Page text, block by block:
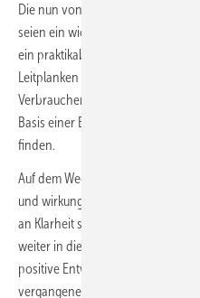
Die nun von den
seien ein wichtiger erster Schritt
ein praktikables Gesetz zu
Leitplanken würden den Weg hin
Verbraucher auf der Zeitachse
Basis einer Beratung die optimale
finden.
Auf dem Weg dorthin gelte es, die
und wirkungsvolle Förderung zu
an Klarheit seitens des
weiter in die Wärmewende
positive Entwicklung bei der
vergangenen drei Jahre gelte es